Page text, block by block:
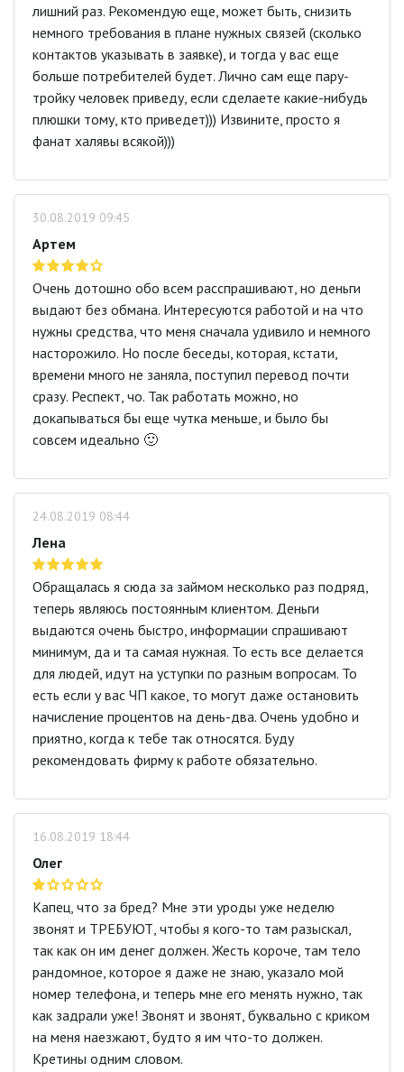
лишний раз. Рекомендую еще, может быть, снизить
немного требования в плане нужных связей (сколько
контактов указывать в заявке), и тогда у вас еще
больше потребителей будет. Лично сам еще пару-
тройку человек приведу, если сделаете какие-нибудь
плюшки тому, кто приведет))) Извините, просто я
фанат халявы всякой)))
30.08.2019 09:45
Артем
Очень дотошно обо всем расспрашивают, но деньги
выдают без обмана. Интересуются работой и на что
нужны средства, что меня сначала удивило и немного
насторожило. Но после беседы, которая, кстати,
времени много не заняла, поступил перевод почти
сразу. Респект, чо. Так работать можно, но
докапываться бы еще чутка меньше, и было бы
совсем идеально 🙂
24.08.2019 08:44
Лена
Обращалась я сюда за займом несколько раз подряд,
теперь являюсь постоянным клиентом. Деньги
выдаются очень быстро, информации спрашивают
минимум, да и та самая нужная. То есть все делается
для людей, идут на уступки по разным вопросам. То
есть если у вас ЧП какое, то могут даже остановить
начисление процентов на день-два. Очень удобно и
приятно, когда к тебе так относятся. Буду
рекомендовать фирму к работе обязательно.
16.08.2019 18:44
Олег
Капец, что за бред? Мне эти уроды уже неделю
звонят и ТРЕБУЮТ, чтобы я кого-то там разыскал,
так как он им денег должен. Жесть короче, там тело
рандомное, которое я даже не знаю, указало мой
номер телефона, и теперь мне его менять нужно, так
как задрали уже! Звонят и звонят, буквально с криком
на меня наезжают, будто я им что-то должен.
Кретины одним словом.